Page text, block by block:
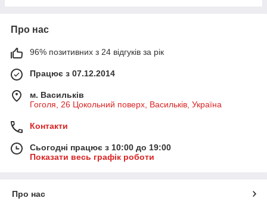
Про нас
96% позитивних з 24 відгуків за рік
Працює з 07.12.2014
м. Васильків
Гоголя, 26 Цокольний поверх, Васильків, Україна
Контакти
Сьогодні працює з 10:00 до 19:00
Показати весь графік роботи
Про нас